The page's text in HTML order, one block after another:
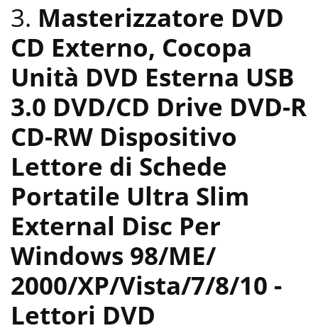
3. Masterizzatore DVD
CD Externo, Cocopa
Unità DVD Esterna USB
3.0 DVD/CD Drive DVD-R
CD-RW Dispositivo
Lettore di Schede
Portatile Ultra Slim
External Disc Per
Windows 98/ME/
2000/XP/Vista/7/8/10 -
Lettori DVD